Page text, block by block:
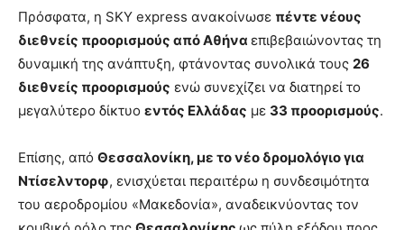
Πρόσφατα, η SKY express ανακοίνωσε πέντε νέους
διεθνείς προορισμούς από Αθήνα επιβεβαιώνοντας τη
δυναμική της ανάπτυξη, φτάνοντας συνολικά τους 26
διεθνείς προορισμούς ενώ συνεχίζει να διατηρεί το
μεγαλύτερο δίκτυο εντός Ελλάδας με 33 προορισμούς.
Επίσης, από Θεσσαλονίκη, με το νέο δρομολόγιο για
Ντίσελντορφ, ενισχύεται περαιτέρω η συνδεσιμότητα
του αεροδρομίου «Μακεδονία», αναδεικνύοντας τον